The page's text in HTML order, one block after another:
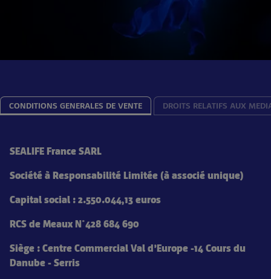
CONDITIONS GENERALES DE VENTE DROITS RELATIFS AUX
SEALIFE France SARL
Société à Responsabilité Limitée (à associé unique)
Capital social : 2.550.044,13 euros
RCS de Meaux N°428 684 690
Siège : Centre Commercial Val d’Europe -14 Cours du
Danube - Serris